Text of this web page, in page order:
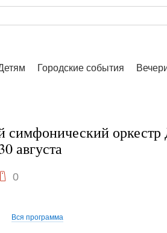
Городские события
симфонический
августа
0
Вся программа